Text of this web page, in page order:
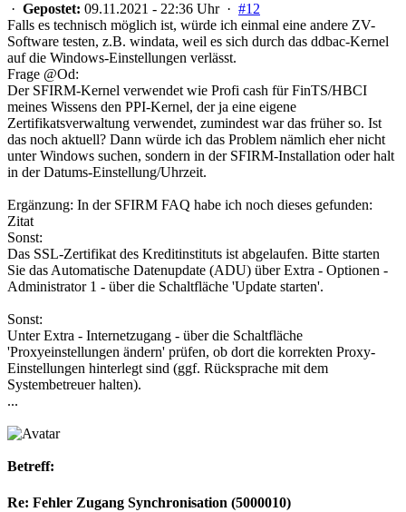
· Gepostet: 09.11.2021 - 22:36 Uhr · #12
Falls es technisch möglich ist, würde ich einmal eine andere ZV-
Software testen, z.B. windata, weil es sich durch das ddbac-Kernel
auf die Windows-Einstellungen verlässt.
Frage @Od:
Der SFIRM-Kernel verwendet wie Profi cash für FinTS/HBCI
meines Wissens den PPI-Kernel, der ja eine eigene
Zertifikatsverwaltung verwendet, zumindest war das früher so. Ist
das noch aktuell? Dann würde ich das Problem nämlich eher nicht
unter Windows suchen, sondern in der SFIRM-Installation oder halt
in der Datums-Einstellung/Uhrzeit.
Ergänzung: In der SFIRM FAQ habe ich noch dieses gefunden:
Zitat
Sonst:
Das SSL-Zertifikat des Kreditinstituts ist abgelaufen. Bitte starten
Sie das Automatische Datenupdate (ADU) über Extra - Optionen -
Administrator 1 - über die Schaltfläche 'Update starten'.
Sonst:
Unter Extra - Internetzugang - über die Schaltfläche
'Proxyeinstellungen ändern' prüfen, ob dort die korrekten Proxy-
Einstellungen hinterlegt sind (ggf. Rücksprache mit dem
Systembetreuer halten).
...
Betreff:
Re: Fehler Zugang Synchronisation (5000010)